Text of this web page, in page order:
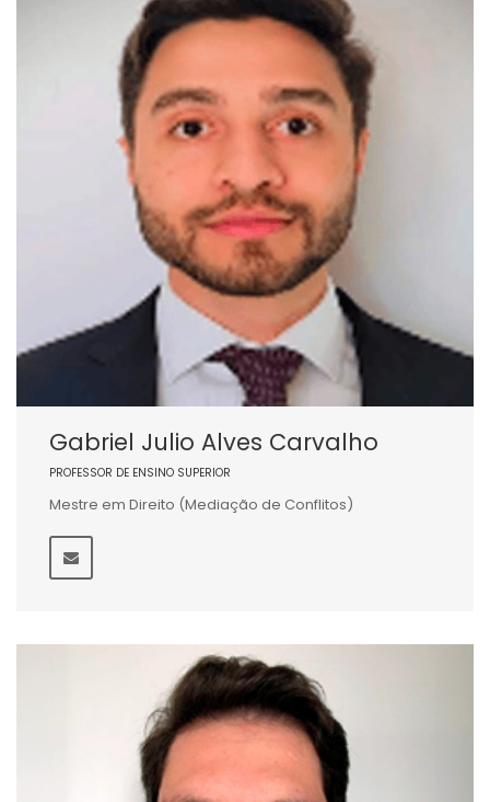
Gabriel Julio Alves Carvalho
PROFESSOR DE ENSINO SUPERIOR
Mestre em Direito (Mediação de Conflitos)